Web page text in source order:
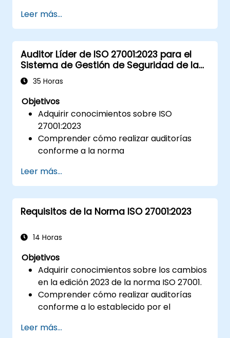
Leer más...
Auditor Líder de ISO 27001:2023 para el
Sistema de Gestión de Seguridad de la
Información
35 Horas
Objetivos
Adquirir conocimientos sobre ISO
27001:2023
Comprender cómo realizar auditorías
conforme a la norma
Leer más...
Requisitos de la Norma ISO 27001:2023
14 Horas
Objetivos
Adquirir conocimientos sobre los cambios
en la edición 2023 de la norma ISO 27001.
Comprender cómo realizar auditorías
conforme a lo establecido por el
Conocer las mejores prácticas aplicables.
Leer más...